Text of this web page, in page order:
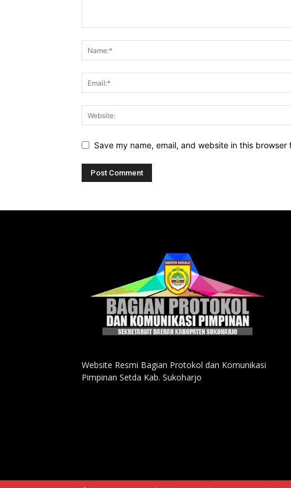
Save my name, email, and website in this
Website Resmi Bagian Protokol dan Komunikasi
Pimpinan Setda Kab. Sukoharjo